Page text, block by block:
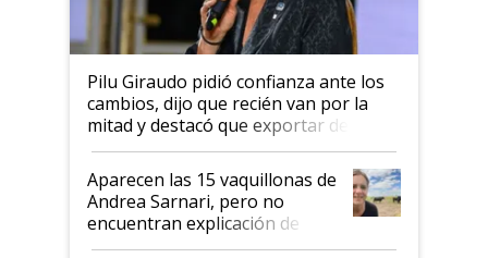
Pilu Giraudo pidió confianza ante los
cambios, dijo que recién van por la
mitad y destacó que exportar dejó de
ser "para unos pocos": "Tenemos un
mandato muy claro del gobierno
nacional"
Aparecen las 15 vaquillonas de
Andrea Sarnari, pero no
encuentran explicación de
cómo llegaron allí